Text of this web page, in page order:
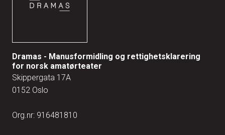
Dramas - Manusformidling og rettighetsklarering
for norsk amatørteater
Skippergata 17A
0152 Oslo
Org.nr: 916481810